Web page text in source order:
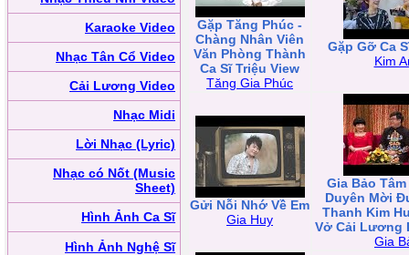
Karaoke Video
Nhạc Tân Cổ Video
Cải Lương Video
Nhạc Midi
Lời Nhạc (Lyric)
Nhạc có Nốt (Music
Sheet)
Hình Ảnh Ca Sĩ
Hình Ảnh Nghệ Sĩ
Gặp Tăng Phúc -
Chàng Nhân Viên
Văn Phòng Thành
Ca Sĩ Triệu View
Tăng Gia Phúc
Gặp Gỡ Ca
Kim
Gửi Nỗi Nhớ Về Em
Gia Huy
Gia Bảo
Duyên Mời
Thanh Kim
Vở Cải Lương
Gia